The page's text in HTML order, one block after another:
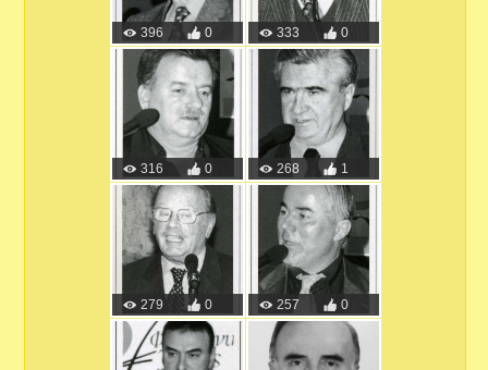
396 0 333 0
316 0 268 1
279 0 257 0